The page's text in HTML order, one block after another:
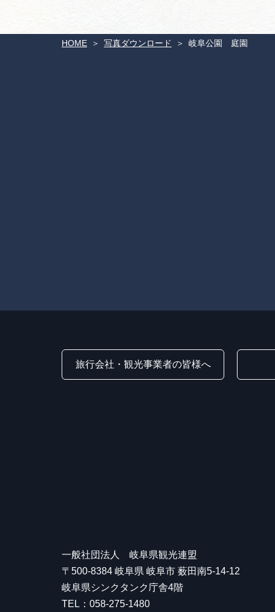
HOME 写真ダウンロード 岐阜公園 庭園
旅行会社・観光事業者の皆様へ
一般社団法人 岐阜県観光連盟
〒500-8384 岐阜県 岐阜市 薮田南5-14-12
岐阜県シンクタンク庁舎4階
TEL：058-275-1480